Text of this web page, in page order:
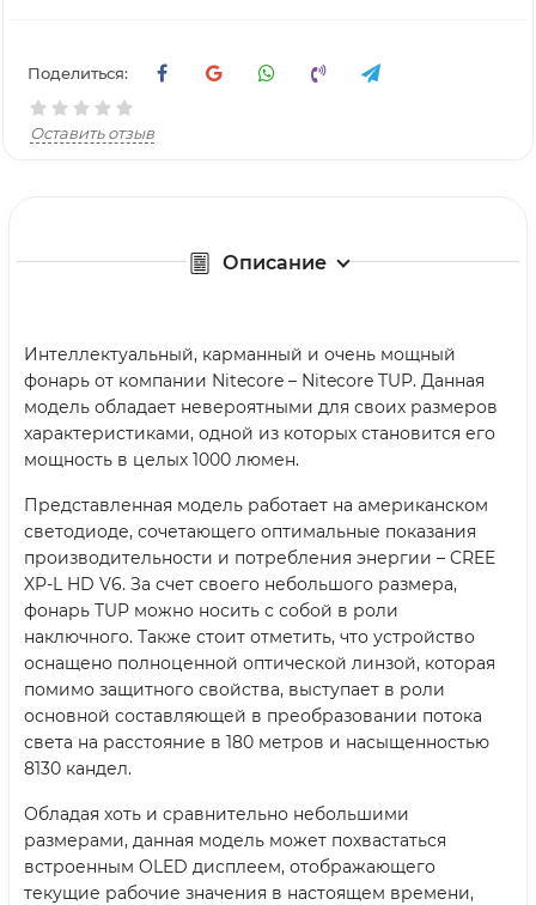
Поделиться:
Оставить отзыв
Описание
Интеллектуальный, карманный и очень мощный
фонарь от компании Nitecore – Nitecore TUP. Данная
модель обладает невероятными для своих размеров
характеристиками, одной из которых становится его
мощность в целых 1000 люмен.
Представленная модель работает на американском
светодиоде, сочетающего оптимальные показания
производительности и потребления энергии – CREE
XP-L HD V6. За счет своего небольшого размера,
фонарь TUP можно носить с собой в роли
наключного. Также стоит отметить, что устройство
оснащено полноценной оптической линзой, которая
помимо защитного свойства, выступает в роли
основной составляющей в преобразовании потока
света на расстояние в 180 метров и насыщенностью
8130 кандел.
Обладая хоть и сравнительно небольшими
размерами, данная модель может похвастаться
встроенным OLED дисплеем, отображающего
текущие рабочие значения в настоящем времени,